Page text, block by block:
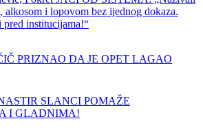
alkosom i lopovom bez ijednog dokaza.
pred institucijama!“
PRIZNAO DA JE OPET LAGAO
SLANCI POMAŽE
I GLADNIMA!